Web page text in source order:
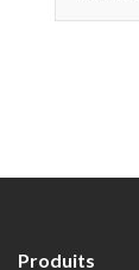
Produits